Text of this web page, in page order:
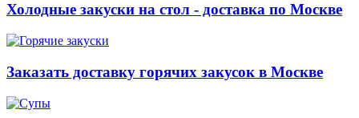
Холодные закуски на стол - доставка по Москве
Заказать доставку горячих закусок в Москве